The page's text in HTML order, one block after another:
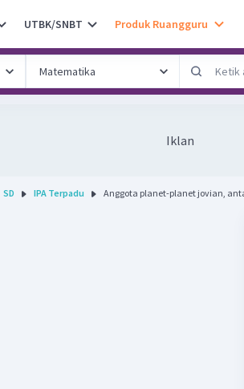
UTBK/SNBT Produk Ruangguru
Iklan
SD IPA Terpadu Anggota planet-planet jovian,